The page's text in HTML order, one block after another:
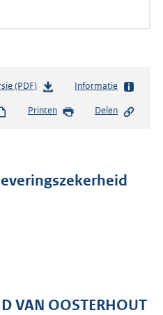
(PDF)b
s
s
:
Informatie
Printen Delen
VAN OOSTERHOUT